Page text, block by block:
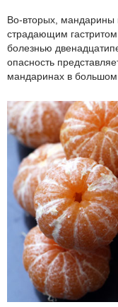
Во-вторых, мандарины
страдающим
болезнью
опасность
мандаринах в большом